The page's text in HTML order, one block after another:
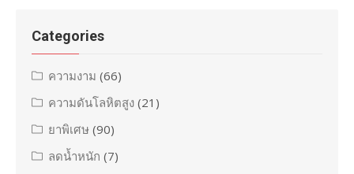
Categories
ความงาม (66)
ความดันโลหิตสูง (21)
ยาพิเศษ (90)
ลดน้ำหนัก (7)